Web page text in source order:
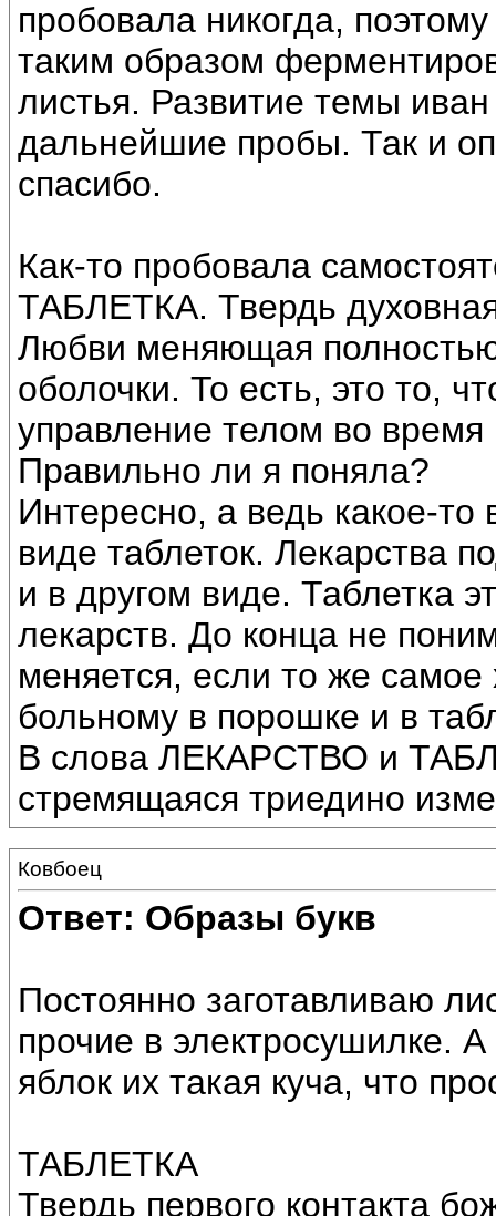
пробовала никогда,
таким образом
листья. Развитие темы
дальнейшие пробы. Так и
спасибо.
Как-то пробовала
ТАБЛЕТКА. Твердь
Любви меняющая
оболочки. То есть, это то,
управление телом во время
Правильно ли я поняла?
Интересно, а ведь какое-
виде таблеток. Лекарства
и в другом виде. Таблетка
лекарств. До конца не
меняется, если то же
больному в порошке и в
В слова ЛЕКАРСТВО и
стремящаяся триедино
Ковбоец
Ответ: Образы букв
Постоянно заготавливаю
прочие в электросушилке.
яблок их такая куча, что
ТАБЛЕТКА
Твердь первого контакта